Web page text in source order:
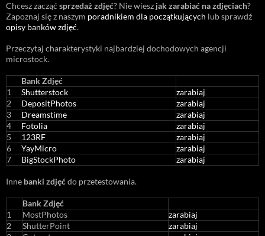
Chcesz zacząć sprzedaż zdjęć? Nie wiesz jak zarabiać na zdjęciach?
Zapoznaj się z naszym poradnikiem dla początkujących lub sprawdź
opisy banków zdjęć.
Przeczytaj charakterystyki najbardziej dochodowych agencji
microstock.
Bank Zdjęć
1
Shutterstock
zarabiaj
2
DepositPhotos
zarabiaj
3
Dreamstime
zarabiaj
4
Fotolia
zarabiaj
5
123RF
zarabiaj
6
YayMicro
zarabiaj
7
BigStockPhoto zarabiaj
Inne banki zdjęćdo przetestowania.
Bank Zdjęć
1
MostPhotos
zarabiaj
2
ShutterPoint
zarabiaj